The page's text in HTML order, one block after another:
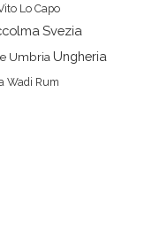
Lo Capo
Svezia
Umbria Ungheria
Wadi Rum